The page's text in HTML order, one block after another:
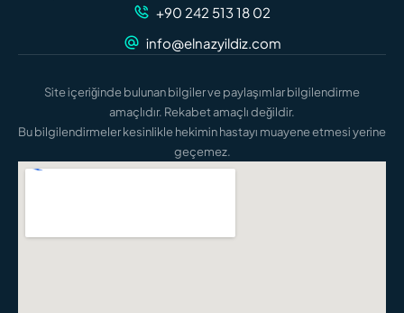
+90 242 513 18 02
info@elnazyildiz.com
Site içeriğinde bulunan bilgiler ve paylaşımlar bilgilendirme
amaçlıdır. Rekabet amaçlı değildir.
Bu bilgilendirmeler kesinlikle hekimin hastayı muayene etmesi yerine
geçemez.